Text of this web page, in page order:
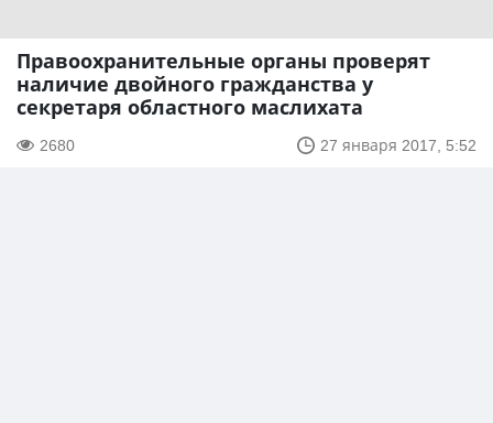
Правоохранительные органы проверят
наличие двойного гражданства у
секретаря областного маслихата
2680 27 января 2017, 5:52